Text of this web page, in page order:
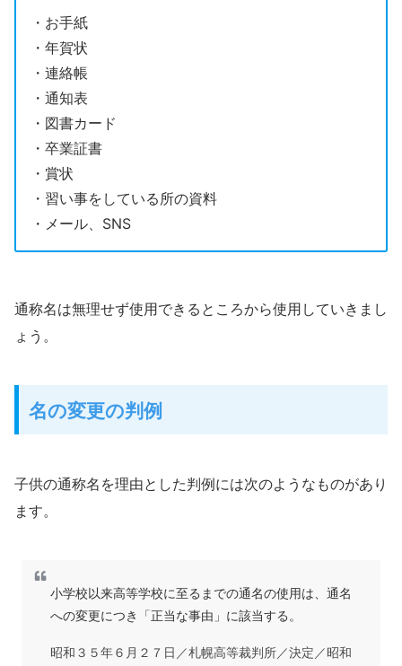
・お手紙
・年賀状
・連絡帳
・通知表
・図書カード
・卒業証書
・賞状
・習い事をしている所の資料
・メール、SNS
通称名は無理せず使用できるところから使用していきまし
ょう。
名の変更の判例
子供の通称名を理由とした判例には次のようなものがあり
ます。
小学校以来高等学校に至るまでの通名の使用は、通名
への変更につき「正当な事由」に該当する。
昭和３５年６月２７日／札幌高等裁判所／決定／昭和